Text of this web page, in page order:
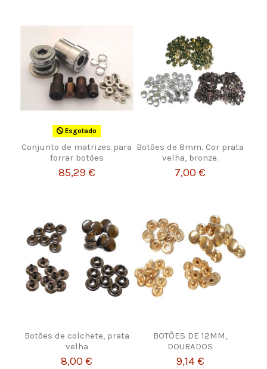
Esgotado
Conjunto de matrizes para
forrar botões
85,29 €
Botões de 8mm. Cor prata
velha, bronze.
7,00 €
Botões de colchete, prata
velha
8,00 €
BOTÕES DE 12MM,
DOURADOS
9,14 €